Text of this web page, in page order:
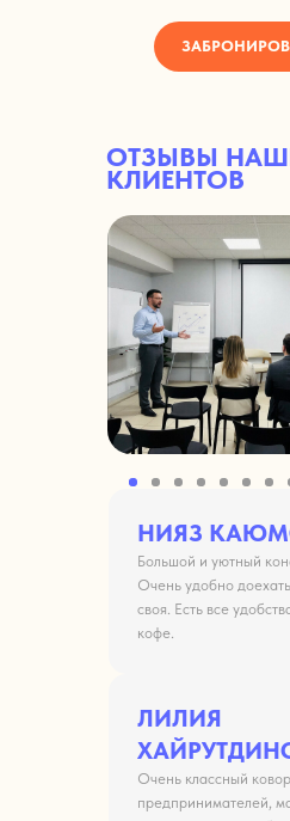
ОТЗЫВЫ
КЛИЕНТОВ
НИЯЗ
Большой и уютный
Очень удобно
своя. Есть все
кофе.
ЛИЛИЯ
Очень классный
предпринимателей,
ЗАБРОНИРОВАТЬ ЗАЛ
ЛЕГКО И БЫСТРО
по телефону →+7 (917) 911-
Telegram →по ссылке
по ссылке
СВЯЗАТЬСЯ С НАМИ
СТОИМОСТЬ — 1200 РУБ/